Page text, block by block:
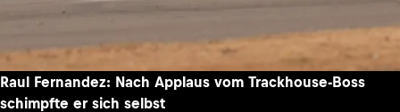
Raul Fernandez: Nach Applaus vom Trackhouse-Boss
schimpfte er sich selbst